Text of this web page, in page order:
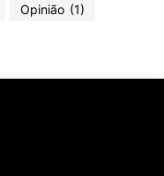
Opinião (1)